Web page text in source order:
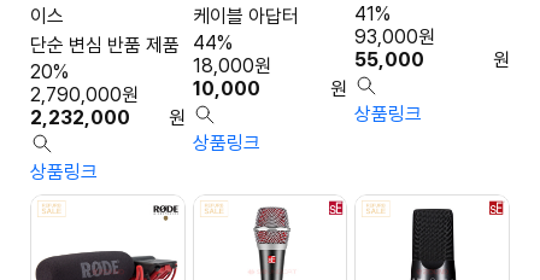
이스
단순 변심 반품 제품
2,232,000 원
2,790,000원
20%
상품링크
케이블 아답터
10,000 원
18,000원
44%
상품링크
55,000 원
93,000원
41%
상품링크